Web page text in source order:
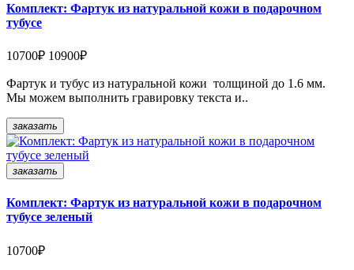
Комплект: Фартук из натуральной кожи в подарочном
тубусе
10700₽ 10900₽
Фартук и тубус из натуральной кожи толщиной до 1.6 мм.
Мы можем выполнить гравировку текста и..
заказать
заказать
Комплект: Фартук из натуральной кожи в подарочном
тубусе зеленый
10700₽